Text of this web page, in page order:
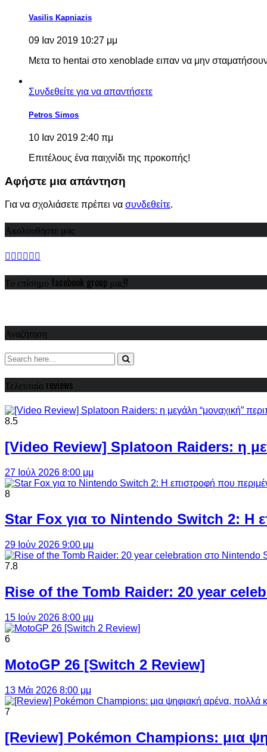
Vasilis Kapniazis
09 Ιαν 2019 10:27 μμ
Μετα το hentai στο xenoblade ειπαν να μην
Συνδεθείτε για να απαντήσετε
Petros Simos
10 Ιαν 2019 2:40 πμ
Επιτέλους ένα παιχνίδι της προκοπής!
Αφήστε μια απάντηση
Για να σχολιάσετε πρέπει να συνδεθείτε.
Ακολουθήστε μας
Το επίσημο facebook group μας!!
Αναζήτηση
Τελευταία reviews
8.5
[Video Review] Splatoon Raiders: η
27 Ιούλ 2026 8:00 μμ
8
Star Fox για το Nintendo Switch 2: Η
29 Ιούν 2026 9:00 μμ
7.8
Rise of the Tomb Raider: 20 year
15 Ιούν 2026 8:00 μμ
6
MotoGP 26 [Switch 2 Review]
13 Μάι 2026 8:00 μμ
7
[Review] Pokémon Champions: μια